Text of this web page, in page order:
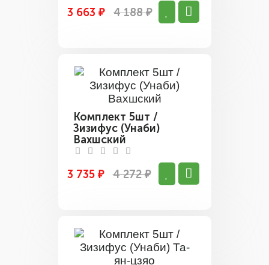
3 663 ₽ 4 188 ₽
Комплект 5шт /
Зизифус (Унаби)
Вахшский
3 735 ₽ 4 272 ₽